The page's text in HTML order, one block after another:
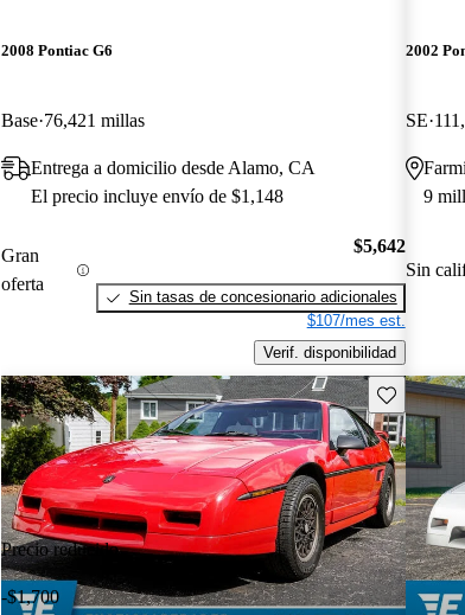
2008 Pontiac G6
Base 76,421 millas
Entrega a domicilio desde Alamo, CA
El precio incluye envío de $1,148
Gran
oferta
$5,642
Sin tasas de concesionario adicionales
$107/mes est.
Verif. disponibilidad
2002
SE
9
Sin
Precio reducido
-$1,700
Guarda